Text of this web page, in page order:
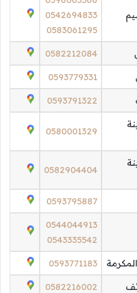
0542694833
0583061295
0582212084
0593779331
0593791322
0580001329
0582904404
0593795887
0544044913
0543335542
0593771183
0582216002